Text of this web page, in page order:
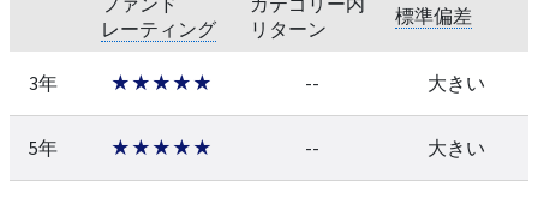
レーティング
リターン
標準偏差
3年 ★★★★★ -- 大きい
5年 ★★★★★ -- 大きい